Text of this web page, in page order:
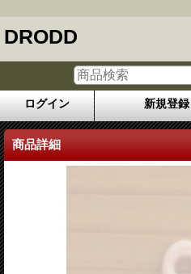
DRODD
ログイン 新規登録
商品詳細